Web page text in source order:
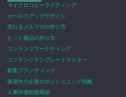
マイクロコピーライティング
セールスアップデザイン
売れるメルマガの作り方
ヒット商品の作り方
コンテンツマーケティング
コンテンツテンプレートマスター
顧客ブランディング
後発中小企業のポジショニング戦略
人事評価制度構築